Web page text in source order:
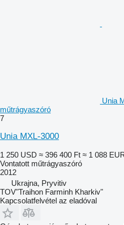
Unia
műtrágyaszóró
7
Unia MXL-3000
1 250 USD ≈ 396 400 Ft ≈ 1 088
Vontatott műtrágyaszóró
2012
Ukrajna, Pryvitiv
TOV"Traihon Farminh Kharkiv"
Kapcsolatfelvétel az eladóval